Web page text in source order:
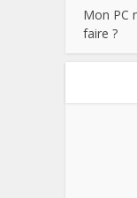
Mon PC
faire ?